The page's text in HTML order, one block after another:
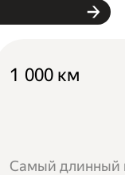
1 000 км
Самый длинный